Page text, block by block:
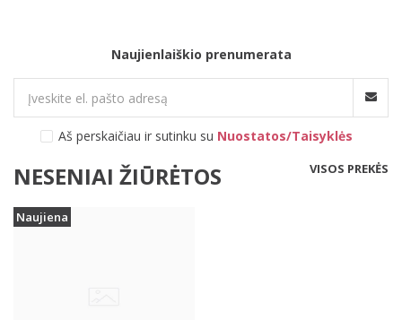
Naujienlaiškio prenumerata
Aš perskaičiau ir sutinku su Nuostatos/Taisyklės
NESENIAI ŽIŪRĖTOS VISOS PREKĖS
Naujiena